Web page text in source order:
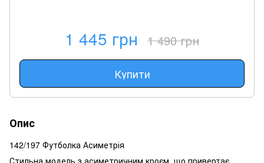
1 445 грн 1 490 грн
Купити
Опис
142/197 Футболка Асиметрія
Стильна модель з асиметричним кроєм, що привертає